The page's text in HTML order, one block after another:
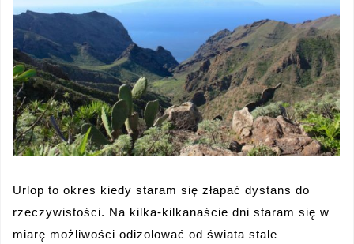
Urlop to okres kiedy staram się złapać dystans do
rzeczywistości. Na kilka-kilkanaście dni staram się w
miarę możliwości odizolować od świata stale